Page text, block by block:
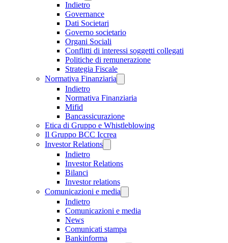
Indietro
Governance
Dati Societari
Governo societario
Organi Sociali
Conflitti di interessi soggetti collegati
Politiche di remunerazione
Strategia Fiscale
Normativa Finanziaria
Indietro
Normativa Finanziaria
Mifid
Bancassicurazione
Etica di Gruppo e Whistleblowing
Il Gruppo BCC Iccrea
Investor Relations
Indietro
Investor Relations
Bilanci
Investor relations
Comunicazioni e media
Indietro
Comunicazioni e media
News
Comunicati stampa
Bankinforma